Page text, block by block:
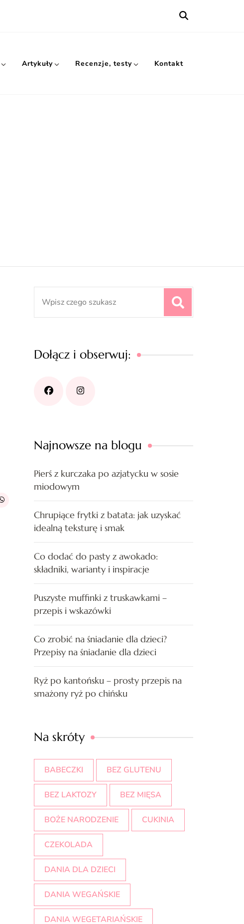
Artykuły Recenzje, testy Kontakt
Dołącz i obserwuj:
Najnowsze na blogu
Pierś z kurczaka po azjatycku w sosie
miodowym
Chrupiące frytki z batata: jak uzyskać
idealną teksturę i smak
Co dodać do pasty z awokado:
składniki, warianty i inspiracje
Puszyste muffinki z truskawkami –
przepis i wskazówki
Co zrobić na śniadanie dla dzieci?
Przepisy na śniadanie dla dzieci
Ryż po kantońsku – prosty przepis na
smażony ryż po chińsku
Na skróty
BABECZKI BEZ GLUTENU
BEZ LAKTOZY BEZ MIĘSA
BOŻE NARODZENIE CUKINIA
CZEKOLADA
DANIA DLA DZIECI
DANIA WEGAŃSKIE
DANIA WEGETARIAŃSKIE